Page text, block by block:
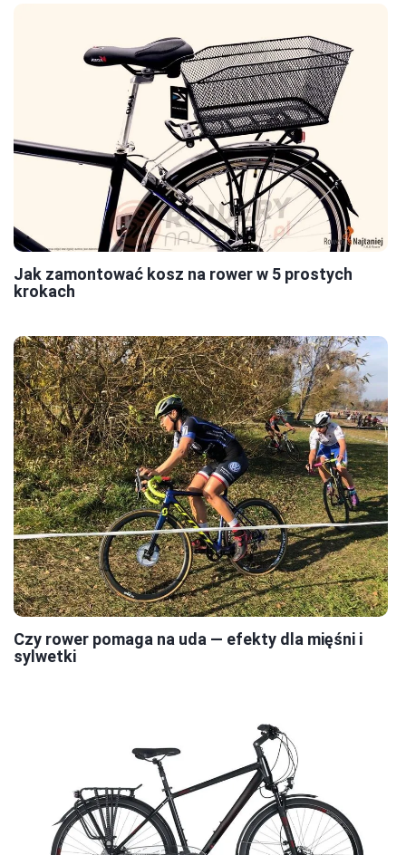
Jak zamontować kosz na rower w 5 prostych
krokach
Czy rower pomaga na uda — efekty dla mięśni i
sylwetki